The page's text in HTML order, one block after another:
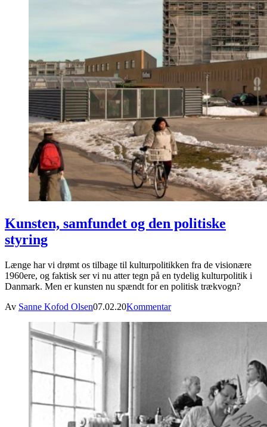
Kunsten, samfundet og den politiske
styring
Længe har vi drømt os tilbage til kulturpolitikken fra de visionære
1960ere, og faktisk ser vi nu atter tegn på en tydelig kulturpolitik i
Danmark. Men er kunsten nu spændt for en politisk trækvogn?
Av Sanne Kofod Olsen07.02.20Kommentar